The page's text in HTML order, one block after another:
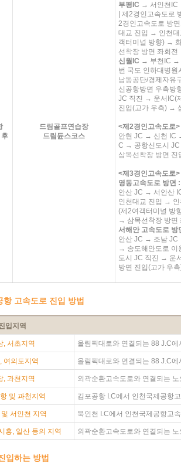
드림골프연습장
드림듄스코스
부평IC → 서인천IC
| 제2경인고속도로
2경인고속도로 방
대교 진입 → 인천
객터미널 방향) →
선착장 방면 좌회전
신월IC → 부천IC →
번 국도 인하대병
남동공단/경제자유
신공항방면 우측방
JC 직진 → 운서IC(
진입(고가 우측) →
<제2경인고속도로>
안현 JC → 신천 IC
C → 공항신도시
삼목선착장 방면
<제3경인고속도로>
영동고속도로 방면 :
안산 JC → 서안산
인천대교 진입 →
(제2여객터미널 방
→ 삼목선착장 방면
서해안 고속도로 방
안산 JC → 조남
→ 송도해안도로
도시 JC 직진 → 운
방면 진입(고가 우
항 고속도로 진입 방법
입지역
, 서초지역 올림픽대로와 연결되는 88 J.C
여의도지역 올림픽대로와 연결되는 88 J.C
, 과천지역 외곽순환고속도로와 연결되는
및 과천지역 김포공항 I.C에서 인천국제공항
서인천 지역 북인천 I.C에서 인천국제공항고
흥, 일산 등의 지역 외곽순환고속도로와 연결되는
입하는 방법